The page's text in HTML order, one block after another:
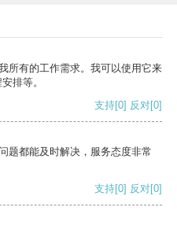
所有的工作需求。我可以使用它来
排等。
支持[0] 反对[0]
题都能及时解决，服务态度非常
支持[0] 反对[0]